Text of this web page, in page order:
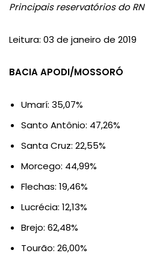
Principais reservatórios do RN
Leitura: 03 de janeiro de 2019
BACIA APODI/MOSSORÓ
Umarí: 35,07%
Santo Antônio: 47,26%
Santa Cruz: 22,55%
Morcego: 44,99%
Flechas: 19,46%
Lucrécia: 12,13%
Brejo: 62,48%
Tourão: 26,00%